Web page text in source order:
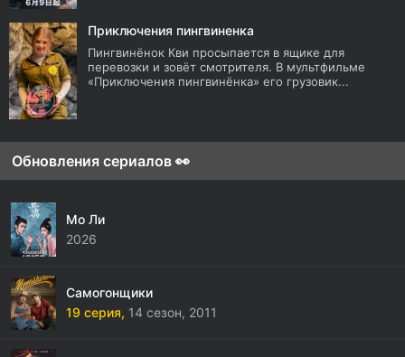
Приключения пингвиненка
Пингвинёнок Кви просыпается в ящике для
перевозки и зовёт смотрителя. В мультфильме
«Приключения пингвинёнка» его грузовик...
Обновления сериалов 👀
Мо Ли
2026
Самогонщики
19 серия, 14 сезон, 2011